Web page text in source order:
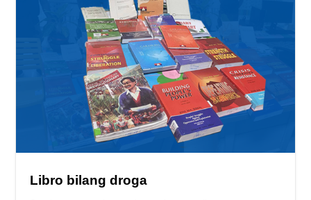
Libro bilang droga